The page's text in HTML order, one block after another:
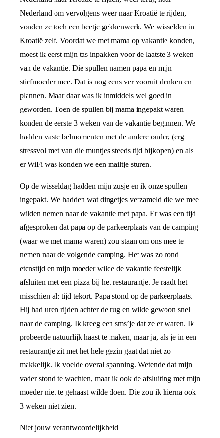
Nederland om vervolgens weer naar Kroatië te rijden,
vonden ze toch een beetje gekkenwerk. We wisselden in
Kroatië zelf. Voordat we met mama op vakantie konden,
moest ik eerst mijn tas inpakken voor de laatste 3 weken
van de vakantie. Die spullen namen papa en mijn
stiefmoeder mee. Dat is nog eens ver vooruit denken en
plannen. Maar daar was ik inmiddels wel goed in
geworden. Toen de spullen bij mama ingepakt waren
konden de eerste 3 weken van de vakantie beginnen. We
hadden vaste belmomenten met de andere ouder, (erg
stressvol met van die muntjes steeds tijd bijkopen) en als
er WiFi was konden we een mailtje sturen.
Op de wisseldag hadden mijn zusje en ik onze spullen
ingepakt. We hadden wat dingetjes verzameld die we mee
wilden nemen naar de vakantie met papa. Er was een tijd
afgesproken dat papa op de parkeerplaats van de camping
(waar we met mama waren) zou staan om ons mee te
nemen naar de volgende camping. Het was zo rond
etenstijd en mijn moeder wilde de vakantie feestelijk
afsluiten met een pizza bij het restaurantje. Je raadt het
misschien al: tijd tekort. Papa stond op de parkeerplaats.
Hij had uren rijden achter de rug en wilde gewoon snel
naar de camping. Ik kreeg een sms’je dat ze er waren. Ik
probeerde natuurlijk haast te maken, maar ja, als je in een
restaurantje zit met het hele gezin gaat dat niet zo
makkelijk. Ik voelde overal spanning. Wetende dat mijn
vader stond te wachten, maar ik ook de afsluiting met mijn
moeder niet te gehaast wilde doen. Die zou ik hierna ook
3 weken niet zien.
Niet jouw verantwoordelijkheid